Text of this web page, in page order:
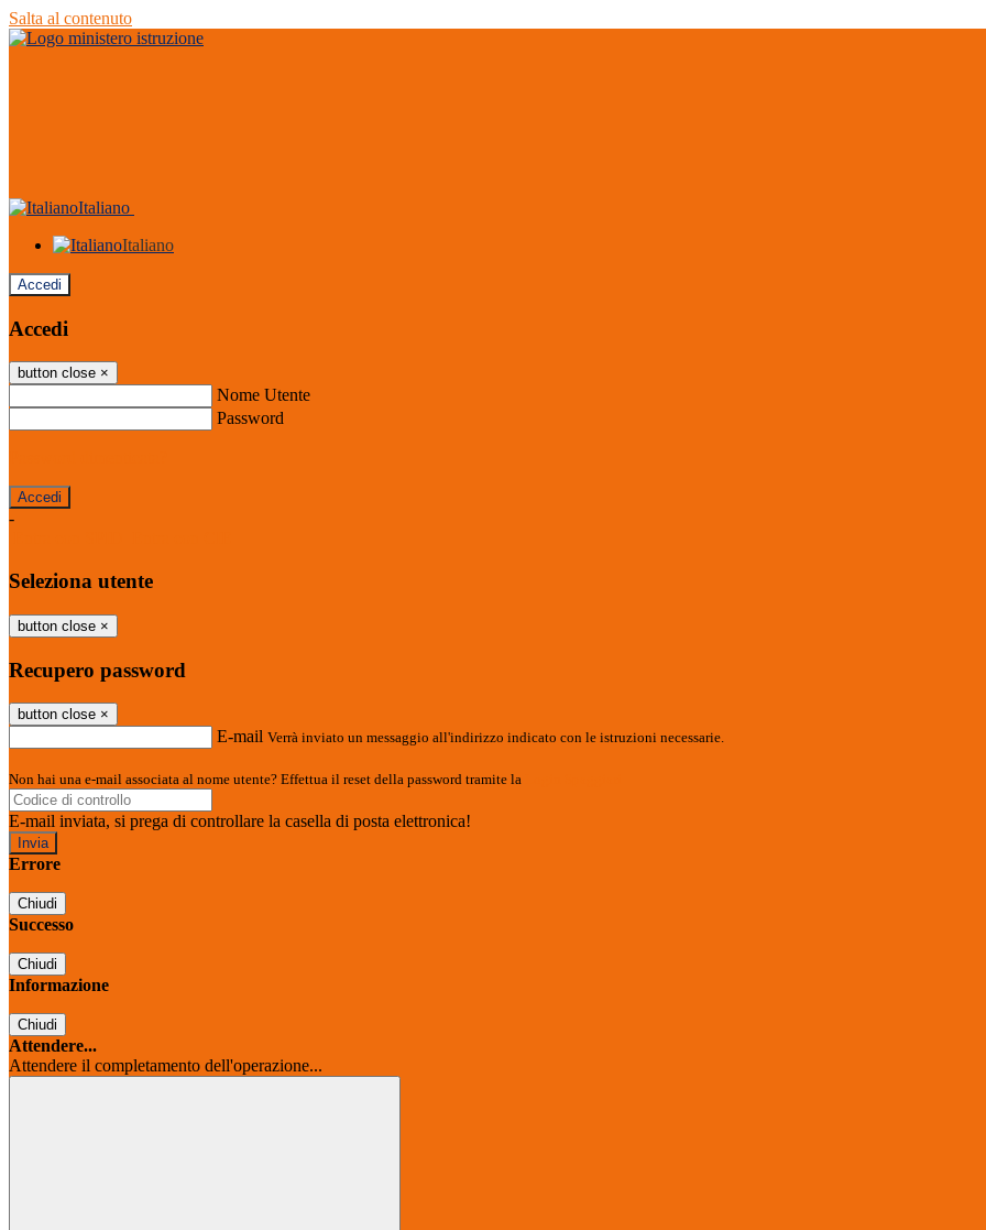
Salta al contenuto
Italiano
Italiano
Accedi
Accedi
button close ×
Nome Utente
Password
-
Seleziona utente
button close ×
Recupero password
button close ×
E-mail Verrà inviato un messaggio all'indirizzo indicato con le istruzioni necessarie.
Non hai una e-mail associata al nome utente? Effettua il reset della password tramite la
E-mail inviata, si prega di controllare la casella di posta elettronica!
Errore
Chiudi
Successo
Chiudi
Informazione
Chiudi
Attendere...
Attendere il completamento dell'operazione...